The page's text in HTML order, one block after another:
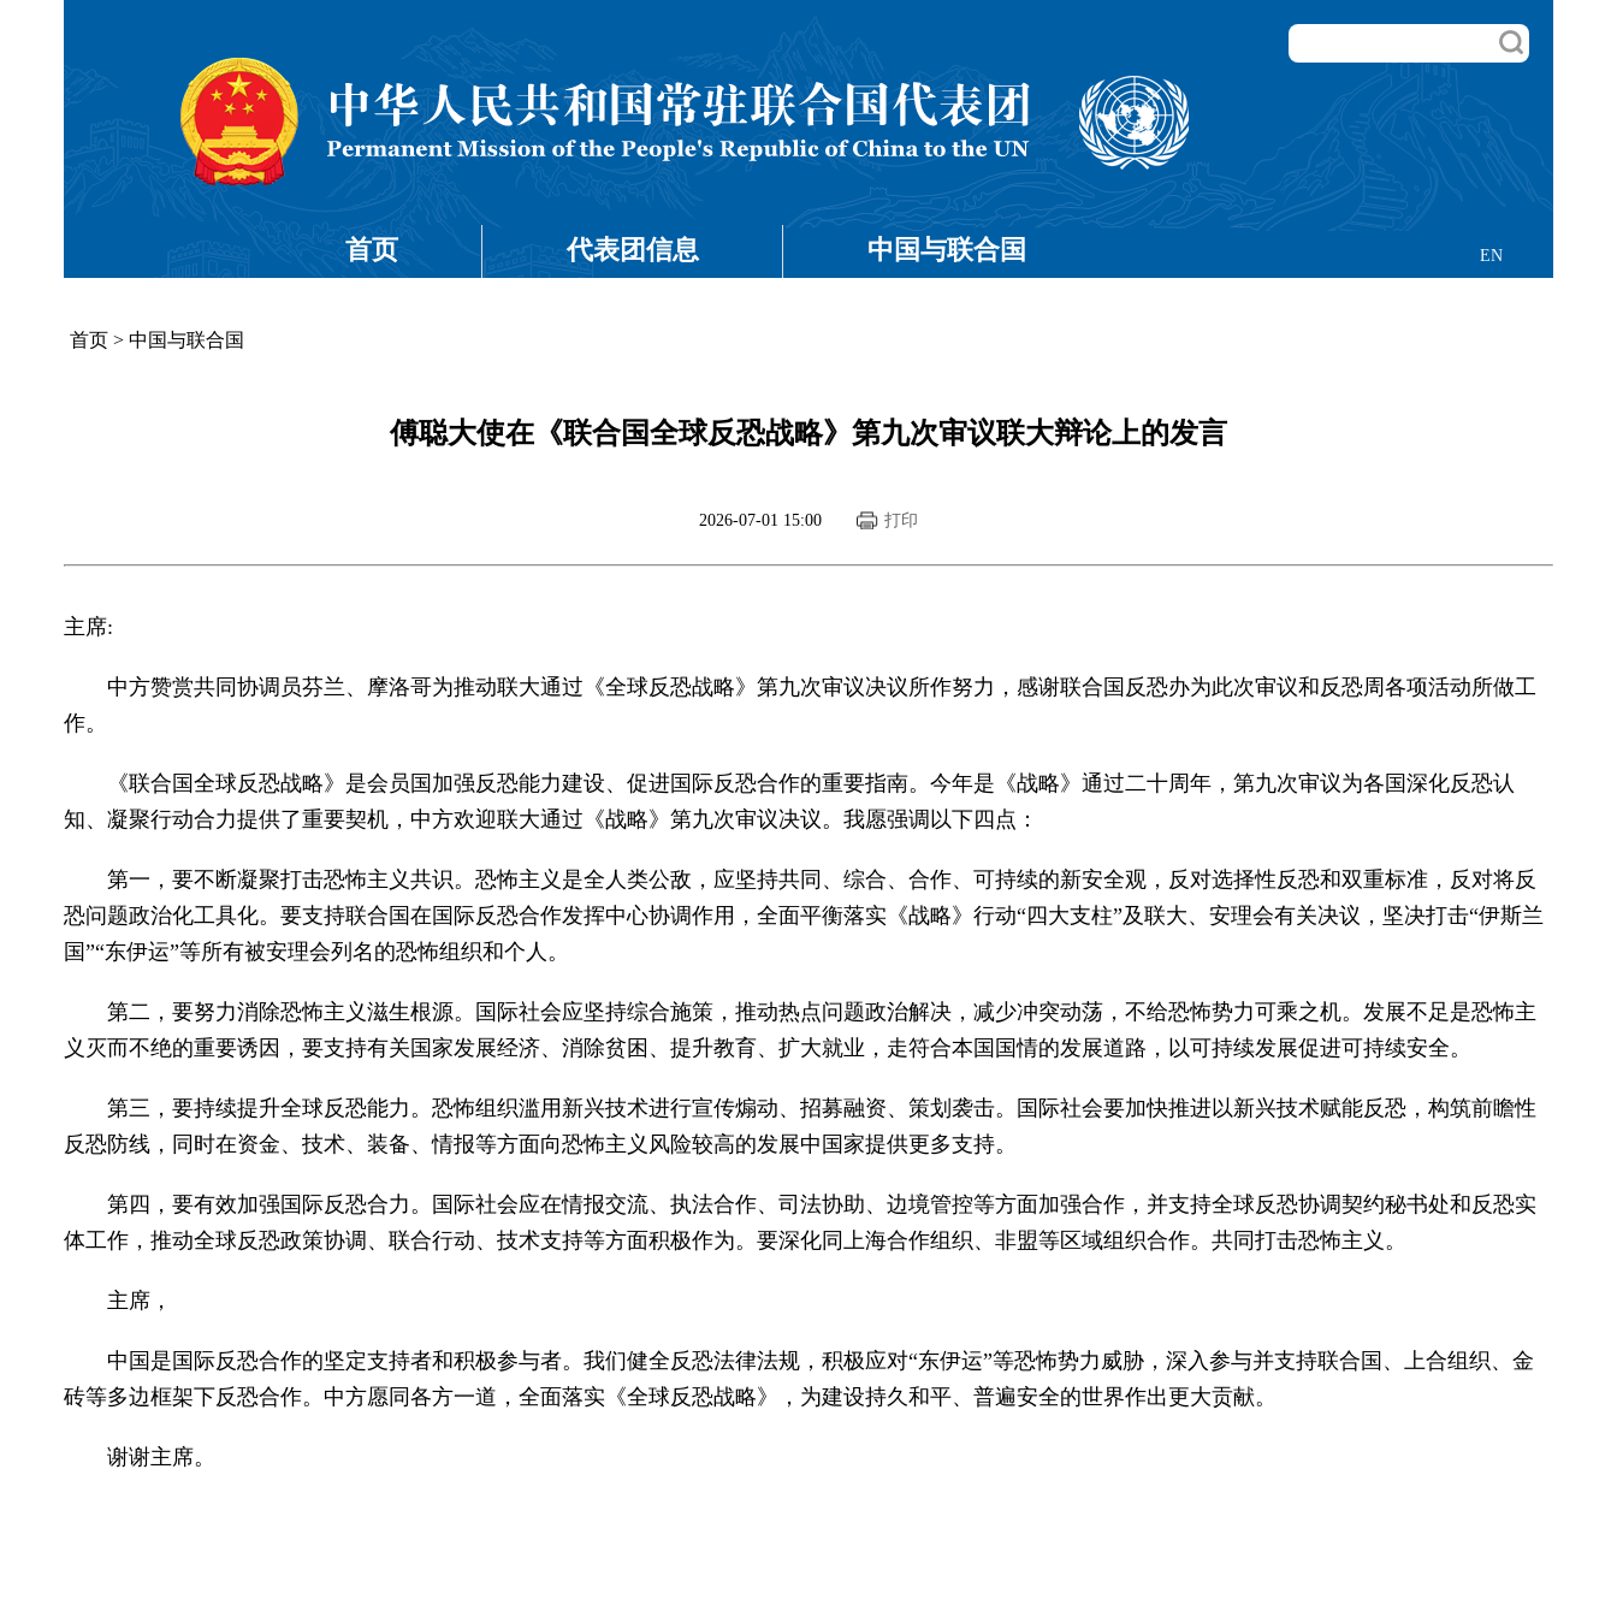
EN
首页 代表团信息 中国与联合国
首页 > 中国与联合国
傅聪大使在《联合国全球反恐战略》第九次审议联大辩论上的发言
2026-07-01 15:00 打印
主席:
中方赞赏共同协调员芬兰、摩洛哥为推动联大通过《全球反恐战略》第九次审议决议所作努力，感谢联合国反恐办为此次审议和反恐周各项活动所做工
作。
《联合国全球反恐战略》是会员国加强反恐能力建设、促进国际反恐合作的重要指南。今年是《战略》通过二十周年，第九次审议为各国深化反恐认
知、凝聚行动合力提供了重要契机，中方欢迎联大通过《战略》第九次审议决议。我愿强调以下四点：
第一，要不断凝聚打击恐怖主义共识。恐怖主义是全人类公敌，应坚持共同、综合、合作、可持续的新安全观，反对选择性反恐和双重标准，反对将反
恐问题政治化工具化。要支持联合国在国际反恐合作发挥中心协调作用，全面平衡落实《战略》行动“四大支柱”及联大、安理会有关决议，坚决打击“伊斯兰
国”“东伊运”等所有被安理会列名的恐怖组织和个人。
第二，要努力消除恐怖主义滋生根源。国际社会应坚持综合施策，推动热点问题政治解决，减少冲突动荡，不给恐怖势力可乘之机。发展不足是恐怖主
义灭而不绝的重要诱因，要支持有关国家发展经济、消除贫困、提升教育、扩大就业，走符合本国国情的发展道路，以可持续发展促进可持续安全。
第三，要持续提升全球反恐能力。恐怖组织滥用新兴技术进行宣传煽动、招募融资、策划袭击。国际社会要加快推进以新兴技术赋能反恐，构筑前瞻性
反恐防线，同时在资金、技术、装备、情报等方面向恐怖主义风险较高的发展中国家提供更多支持。
第四，要有效加强国际反恐合力。国际社会应在情报交流、执法合作、司法协助、边境管控等方面加强合作，并支持全球反恐协调契约秘书处和反恐实
体工作，推动全球反恐政策协调、联合行动、技术支持等方面积极作为。要深化同上海合作组织、非盟等区域组织合作。共同打击恐怖主义。
主席，
中国是国际反恐合作的坚定支持者和积极参与者。我们健全反恐法律法规，积极应对“东伊运”等恐怖势力威胁，深入参与并支持联合国、上合组织、金
砖等多边框架下反恐合作。中方愿同各方一道，全面落实《全球反恐战略》，为建设持久和平、普遍安全的世界作出更大贡献。
谢谢主席。